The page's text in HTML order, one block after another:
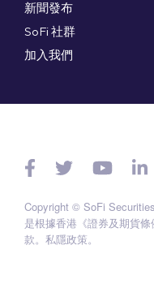
新聞發布
SoFi 社群
加入我們
Copyright © SoFi
是根據香港《證券及期貨條
款。 私隱政策。